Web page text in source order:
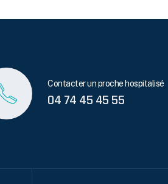
Contacter un proche hospitalisé
04 74 45 45 55